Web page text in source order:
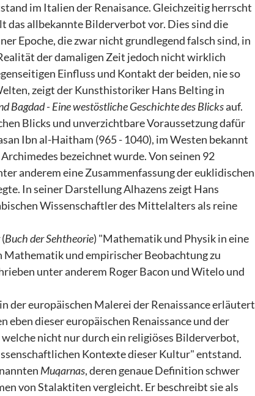
im Italien der Renaisance. Gleichzeitig herrscht
das allbekannte Bilderverbot vor. Dies sind die
Epoche, die zwar nicht grundlegend falsch sind, in
der damaligen Zeit jedoch nicht wirklich
Einfluss und Kontakt der beiden, nie so
zeigt der Kunsthistoriker Hans Belting in
Bagdad - Eine westöstliche Geschichte des Blicksauf.
Blicks und unverzichtbare Voraussetzung dafür
Ibn al-Haitham (965 - 1040), im Westen bekannt
bezeichnet wurde. Von seinen 92
anderem eine Zusammenfassung der euklidischen
In seiner Darstellung Alhazens zeigt Hans
Wissenschaftler des Mittelalters als reine
(Buch der Sehtheorie) "Mathematik und Physik in eine
Mathematik und empirischer Beobachtung zu
unter anderem Roger Bacon und Witelo und
der europäischen Malerei der Renaissance erläutert
eben dieser europäischen Renaissance und der
nicht nur durch ein religiöses Bilderverbot,
Kontexte dieser Kultur" entstand.
Muqarnas, deren genaue Definition schwer
von Stalaktiten vergleicht. Er beschreibt sie als